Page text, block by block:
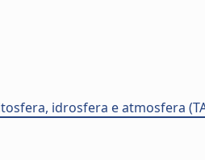
idrosfera e atmosfera